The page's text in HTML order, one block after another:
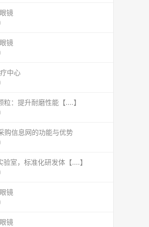
镜
镜
中心
：提升耐磨性能【....】
购信息网的功能与优势
室，标准化研发体【....】
镜
镜